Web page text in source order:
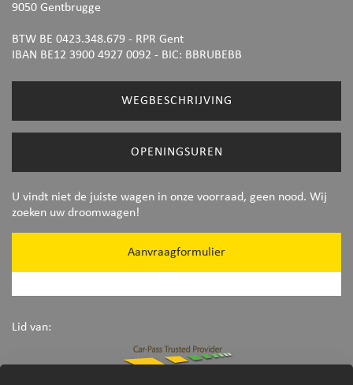
9050 Gentbrugge
BTW BE 0423.348.679 - RPR Gent
IBAN BE12 3900 4927 0092 - BIC: BBRUBEBB
WEGBESCHRIJVING
OPENINGSUREN
U vindt niet de juiste wagen in onze voorraad, geen nood. Wij
zoeken uw droomwagen!
Aanvraagformulier
Lid van: